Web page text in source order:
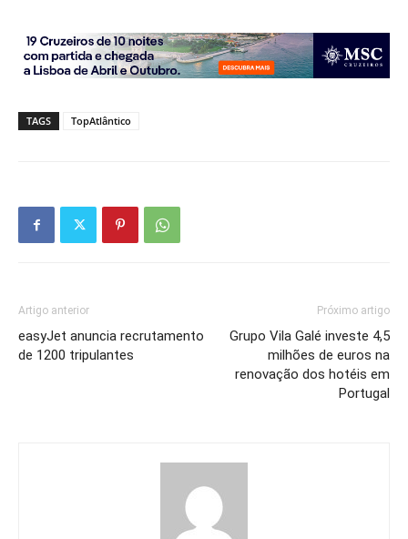
TAGS TopAtlântico
Artigo anterior
easyJet anuncia recrutamento
de 1200 tripulantes
Próximo artigo
Grupo Vila Galé investe 4,5
milhões de euros na
renovação dos hotéis em
Portugal